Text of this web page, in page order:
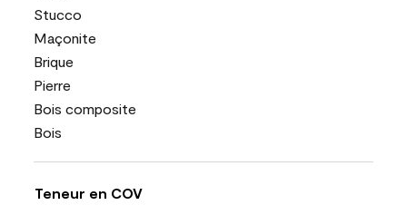
Stucco
Maçonite
Brique
Pierre
Bois composite
Bois
Teneur en COV